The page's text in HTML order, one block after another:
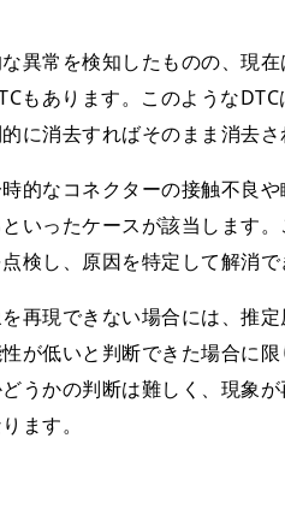
異常を検知したものの、現
もあります。このような
に消去すればそのまま消去さ
的なコネクターの接触不良
いったケースが該当します
検し、原因を特定して解消
再現できない場合には、推
が低いと判断できた場合に
うかの判断は難しく、現象
ます。